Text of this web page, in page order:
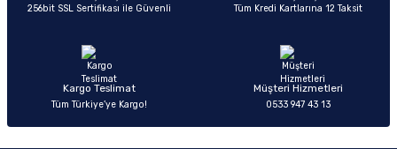
Ürün fiyatı diğer sitelerden daha pahalı.
256bit SSL Sertifikası ile Güvenli Tüm Kredi Kartlarına 12 Taksit
Kargo Teslimat
Tüm Türkiye’ye Kargo!
Müşteri Hizmetleri
0533 947 43 13